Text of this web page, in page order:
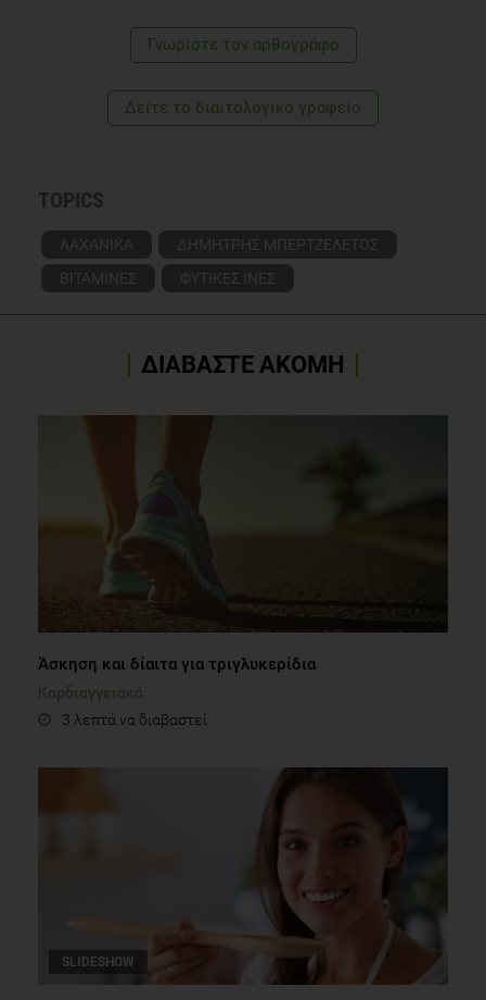
Γνωρίστε τoν αρθογράφο
Δείτε το διαιτολογικό γραφείο
TOPICS
ΛΑΧΑΝΙΚΑ
ΔΗΜΗΤΡΗΣ ΜΠΕΡΤΖΕΛΕΤΟΣ
ΒΙΤΑΜΙΝΕΣ
ΦΥΤΙΚΕΣ ΙΝΕΣ
ΔΙΑΒΑΣΤΕ ΑΚΟΜΗ
Άσκηση και δίαιτα για τριγλυκερίδια
Καρδιαγγειακά
3 λεπτά να διαβαστεί
SLIDESHOW